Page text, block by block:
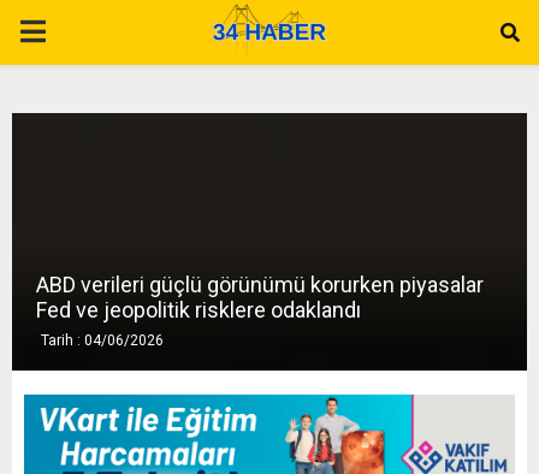
P
AABD verileri güçlü görünümü korurken piyasalar
Fed ve jeopolitik risklere odaklandı
Tarih : 04/06/2026